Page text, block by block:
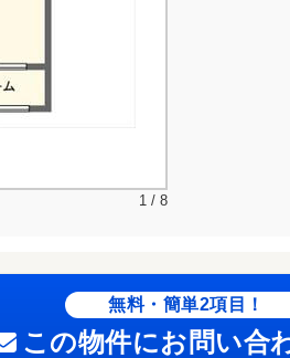
1 / 8
無料・簡単2項目！
この物件にお問い合